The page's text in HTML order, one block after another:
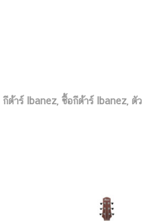
กีต้าร์ Ibanez, ซื้อกีต้าร์ Ibanez, ตั